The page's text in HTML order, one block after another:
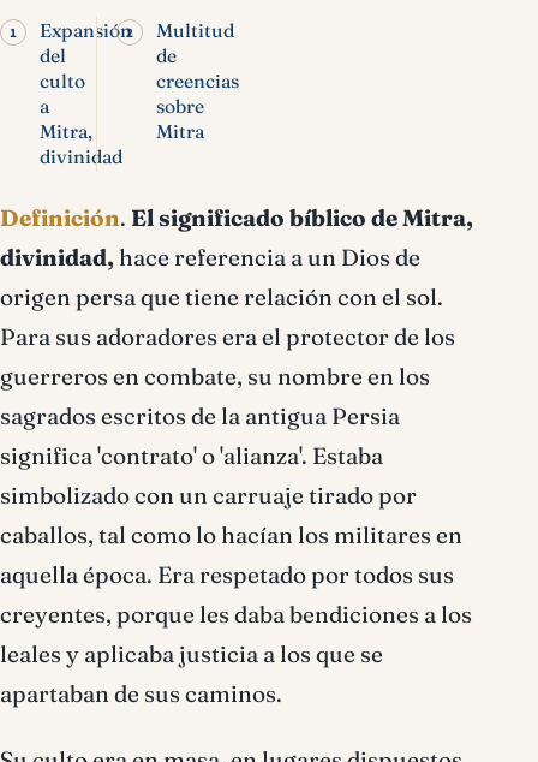
Expansión
del
culto
a
Mitra,
divinidad
Multitud
de
creencias
sobre
Mitra
Definición. El significado bíblico de Mitra,
divinidad, hace referencia a un Dios de
origen persa que tiene relación con el sol.
Para sus adoradores era el protector de los
guerreros en combate, su nombre en los
sagrados escritos de la antigua Persia
significa 'contrato' o 'alianza'. Estaba
simbolizado con un carruaje tirado por
caballos, tal como lo hacían los militares en
aquella época. Era respetado por todos sus
creyentes, porque les daba bendiciones a los
leales y aplicaba justicia a los que se
apartaban de sus caminos.